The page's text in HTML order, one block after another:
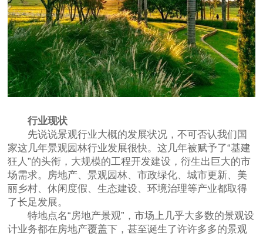
行业现状
先说说景观行业大概的发展状况，不可否认我们国
家这几年景观园林行业发展很快。这几年被赋予了“基建
狂人”的头衔，大规模的工程开发建设，衍生出巨大的市
场需求。房地产、景观园林、市政绿化、城市更新、美
丽乡村、休闲度假、生态建设、环境治理等产业都取得
了长足发展。
特地点名“房地产景观”，市场上几乎大多数的景观设
计业务都在房地产覆盖下，甚至诞生了许许多多的景观